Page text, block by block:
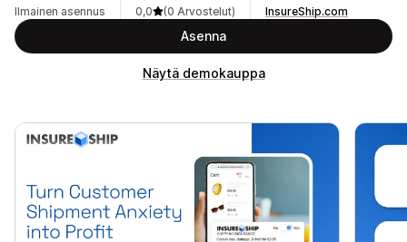
Ilmainen asennus
0,0
(0 Arvostelut)
InsureShip.com
Asenna
Näytä demokauppa